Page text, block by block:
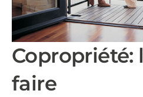
Copropriété:
faire